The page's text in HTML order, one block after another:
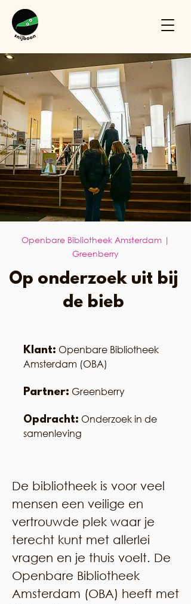
Openbare Bibliotheek Amsterdam |
Greenberry
Op onderzoek uit bij
de bieb
Klant: Openbare Bibliotheek
Amsterdam (OBA)
Partner: Greenberry
Opdracht: Onderzoek in de
samenleving
De bibliotheek is voor veel
mensen een veilige en
vertrouwde plek waar je
terecht kunt met allerlei
vragen en je thuis voelt. De
Openbare Bibliotheek
Amsterdam (OBA) heeft met